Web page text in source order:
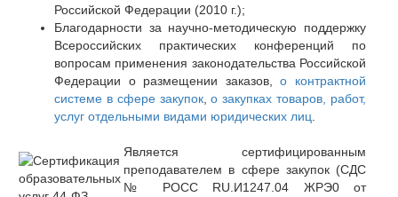
Российской Федерации (2010 г.);
Благодарности за научно-методическую поддержку
Всероссийских практических конференций по
вопросам применения законодательства Российской
Федерации о размещении заказов,о контрактной
системе в сфере закупок,о закупках товаров, работ,
услуг отдельными видами юридических лиц
Является сертифицированным
преподавателем в сфере закупок (СДС
№ РОСС RU.И1247.04 ЖРЭ0 от